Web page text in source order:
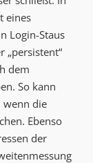
eines
Login-Staus
„persistent“
dem
So kann
wenn die
Ebenso
der